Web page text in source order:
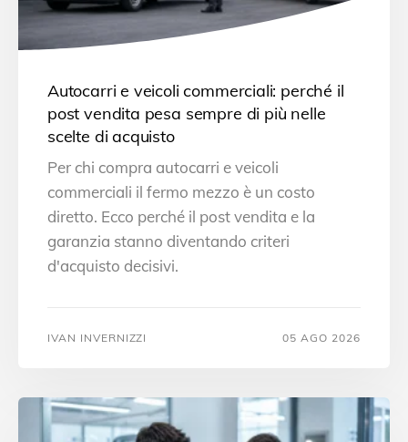
Autocarri e veicoli commerciali: perché il
post vendita pesa sempre di più nelle
scelte di acquisto
Per chi compra autocarri e veicoli
commerciali il fermo mezzo è un costo
diretto. Ecco perché il post vendita e la
garanzia stanno diventando criteri
d'acquisto decisivi.
IVAN INVERNIZZI 05 AGO 2026